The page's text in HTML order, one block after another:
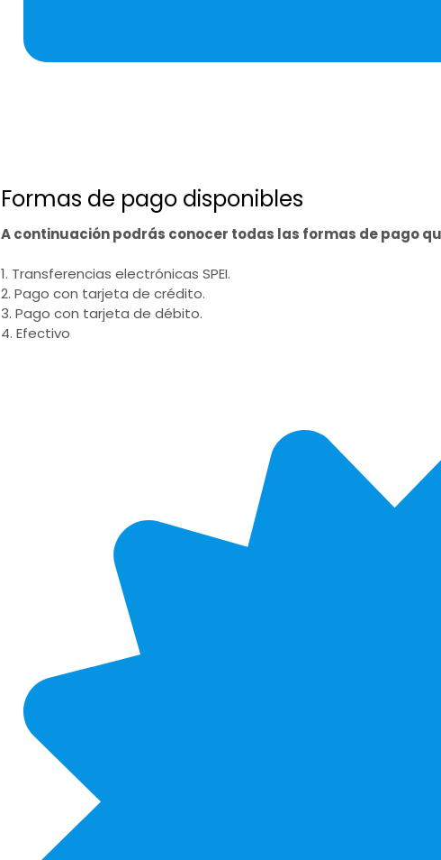
Formas de pago disponibles
A continuación podrás conocer todas las formas de pago
1. Transferencias electrónicas SPEI.
2. Pago con tarjeta de crédito.
3. Pago con tarjeta de débito.
4. Efectivo